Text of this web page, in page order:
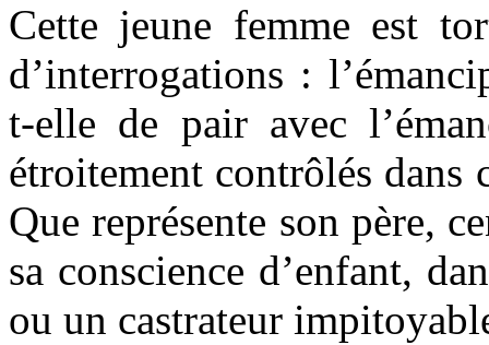
Cette jeune femme est
d’interrogations :
t-elle de pair avec
étroitement contrôlés dans
Que représente son père,
sa conscience d’enfant,
ou un castrateur